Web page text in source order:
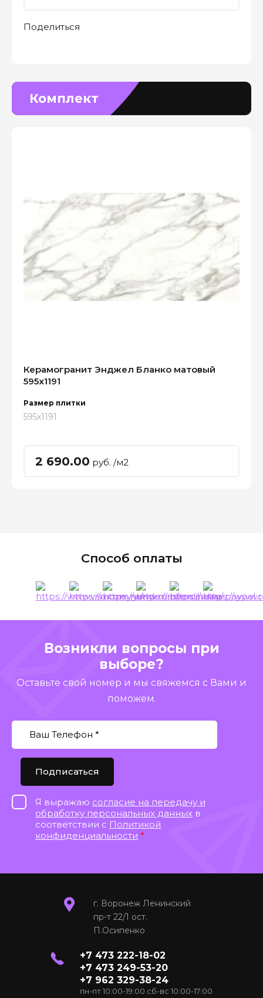
Поделиться
Комплект
Керамогранит Энджел Бланко матовый
595x1191
Размер плитки
595x1191
2 690.00 руб. /м2
Способ оплаты
Возникли вопросы при
выборе?
Оставьте свой номер и мы свяжемся с Вами и
поможем.
Я выражаю согласие на передачу и
обработку персональных данных в
соответствии с Политикой
конфиденциальности *
Подписаться
г. Воронеж Ленинский
пр-т 22/1 ост.
П.Осипенко
+7 473 222-18-02
+7 473 249-53-20
+7 962 329-38-24
пн-пт 10:00-19:00 сб-вс 10:00-17:00